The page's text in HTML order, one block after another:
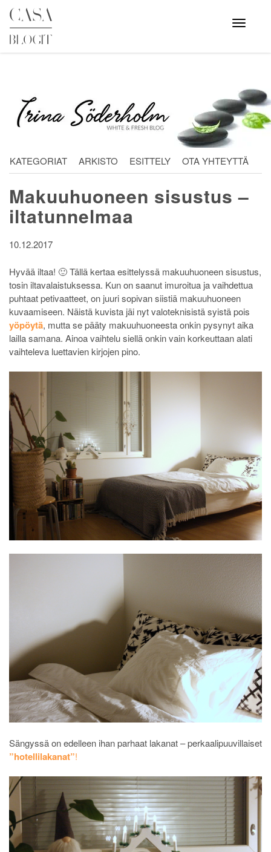
Skip
content
Avaa
valikko
KATEGORIAT ARKISTO ESITTELY OTA YHTEYTTÄ
Makuuhuoneen sisustus –
iltatunnelmaa
10.12.2017
Hyvää iltaa! 🙂 Tällä kertaa esittelyssä makuuhuoneen sisustus,
tosin iltavalaistuksessa. Kun on saanut imuroitua ja vaihdettua
puhtaat petivaatteet, on juuri sopivan siistiä makuuhuoneen
kuvaamiseen. Näistä kuvista jäi nyt valoteknisistä syistä pois
yöpöytä, mutta se pääty makuuhuoneesta onkin pysynyt aika
lailla samana. Ainoa vaihtelu siellä onkin vain korkeuttaan alati
vaihteleva luettavien kirjojen pino.
Sängyssä on edelleen ihan parhaat lakanat – perkaalipuuvillaiset
”hotellilakanat”!